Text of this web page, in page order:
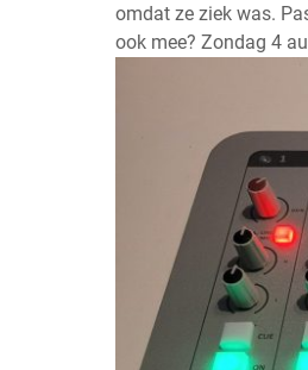
omdat ze ziek was.
ook mee? Zondag 4